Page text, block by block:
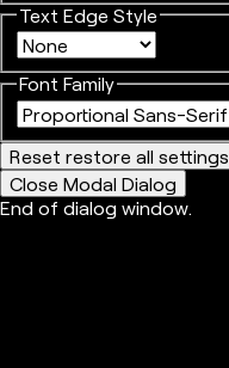
Text Edge Style
Font Family
Reset restore all
Close Modal Dialog
End of dialog window.